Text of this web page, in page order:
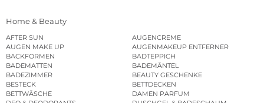
Home & Beauty
AFTER SUN
AUGENCREME
AUGEN MAKE UP
AUGENMAKEUP ENTFERNER
BACKFORMEN
BADTEPPICH
BADEMATTEN
BADEMÄNTEL
BADEZIMMER
BEAUTY GESCHENKE
BESTECK
BETTDECKEN
BETTWÄSCHE
DAMEN PARFUM